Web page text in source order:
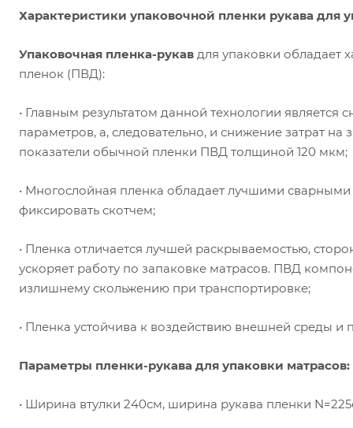
Характеристики упаковочной пленки рукава для
Упаковочная пленка-рукав для упаковки обладает
пленок (ПВД):
• Главным результатом данной технологии
параметров, а, следовательно, и снижение затрат
показатели обычной пленки ПВД толщиной 120 мкм;
• Многослойная пленка обладает лучшими
фиксировать скотчем;
• Пленка отличается лучшей раскрываемостью,
ускоряет работу по запаковке матрасов. ПВД
излишнему скольжению при транспортировке;
• Пленка устойчива к воздействию внешней среды и
Параметры пленки-рукава для упаковки матрасов:
• Ширина втулки 240см, ширина рукава пленки